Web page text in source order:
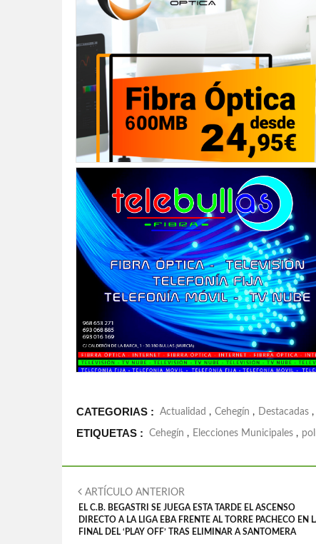
CATEGORIAS : Actualidad , Cehegín , Destacadas ,
ETIQUETAS : Cehegín , Elecciones Municipales ,
ARTÍCULO ANTERIOR
EL C.B. BEGASTRI SE JUEGA ESTA TARDE EL ASCENSO
DIRECTO A LA LIGA EBA FRENTE AL TORRE PACHECO EN
FINAL DEL ‘PLAY OFF’ TRAS ELIMINAR A SANTOMERA